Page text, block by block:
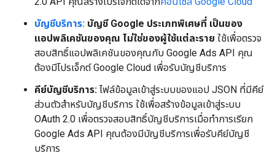
บัญชีบริการ: บัญชี Google ประเภทพิเศษที่ เป็นของ
แอปพลิเคชันของคุณ ไม่ใช่ของผู้ใช้แต่ละราย ใช้เพื่อตรวจ
สอบสิทธิ์แอปพลิเคชันของคุณกับ Google Ads API คุณ
ต้องมีโปรเจ็กต์ Google Cloud เพื่อรับบัญชีบริการ
คีย์บัญชีบริการ: ไฟล์ข้อมูลเข้าสู่ระบบของแอป JSON ที่มีคีย์
ส่วนตัวสำหรับบัญชีบริการ ใช้เพื่อสร้างข้อมูลเข้าสู่ระบบ
OAuth 2.0 เพื่อตรวจสอบสิทธิ์บัญชีบริการเมื่อทำการเรียก
Google Ads API คุณต้องมีบัญชีบริการเพื่อรับคีย์บัญชี
บริการ